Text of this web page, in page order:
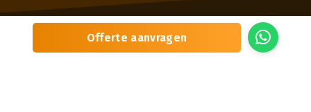
Offerte aanvragen
© 2026